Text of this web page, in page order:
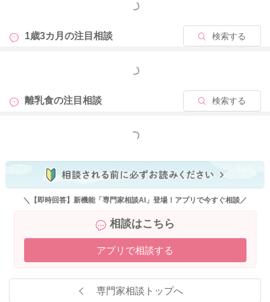
もっと見る
1歳3カ月の注目相談 検索する
もっと見る
離乳食の注目相談 検索する
もっと見る
＼【即時回答】新機能「専門家相談AI」登場！アプリで今すぐ相談／
相談はこちら
アプリで相談する
専門家相談トップへ